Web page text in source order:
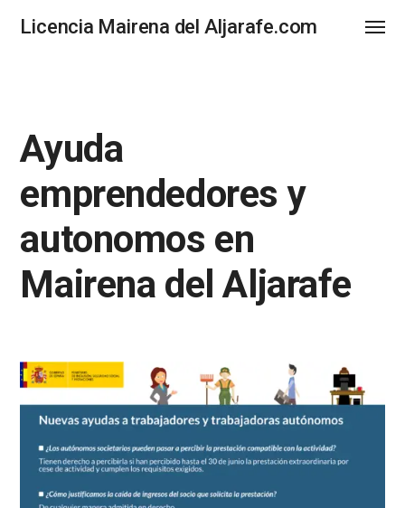
Licencia Mairena del Aljarafe.com
Ayuda
emprendedores y
autonomos en
Mairena del Aljarafe